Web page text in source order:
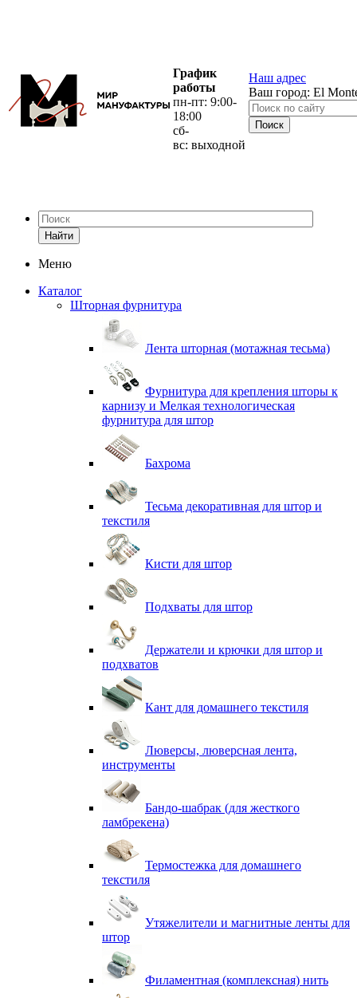
График
работы
пн-пт: 9:00-
18:00
сб-
вс: выходной
Наш адрес
Ваш город: El
Найти
Меню
Каталог
Шторная фурнитура
Лента шторная (мотажная тесьма)
Фурнитура для крепления шторы к
карнизу и Мелкая технологическая
фурнитура для штор
Бахрома
Тесьма декоративная для штор и
текстиля
Кисти для штор
Подхваты для штор
Держатели и крючки для штор и
подхватов
Кант для домашнего текстиля
Люверсы, люверсная лента,
инструменты
Бандо-шабрак (для жесткого
ламбрекена)
Термостежка для домашнего
текстиля
Утяжелители и магнитные ленты для
штор
Филаментная (комплексная) нить